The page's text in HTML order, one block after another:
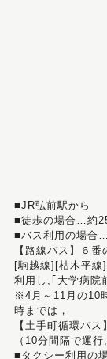
■JR弘前駅から
■徒歩の場合…約
■バス利用の場合
【路線バス】６番
[駒越線][枯木平
利用し,｢大学病院
※4月～11月の10
時までは，
【土手町循環バス
（10分間隔で運
■タクシー利用の